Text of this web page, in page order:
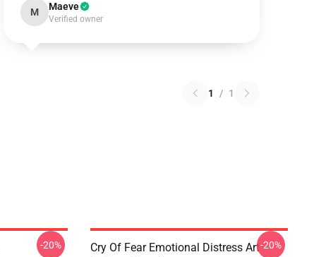
M Maeve
Verified owner
1 / 1
-20%
Cry Of Fear Emotional Distress Art-20%